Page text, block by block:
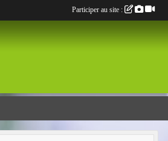
Participer au site :